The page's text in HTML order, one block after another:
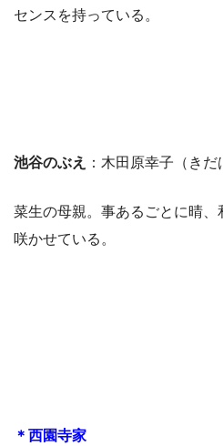
センスを持っている。
池谷のぶえ ：木田原幸子（きだ
菜生の母親。事あるごとに晴
咲かせている。
＊西園寺家